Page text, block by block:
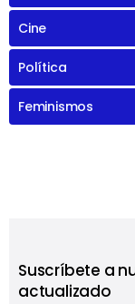
Cine
Política
Feminismos
Suscríbete a
actualizado